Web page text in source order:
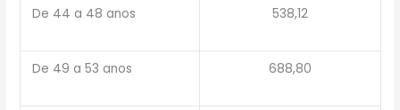
De 44 a 48 anos 538,12
De 49 a 53 anos 688,80